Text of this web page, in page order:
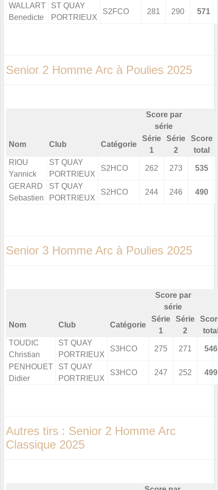
WALLART
Benedicte
ST QUAY
PORTRIEUX
S2FCO 281 290 571
Senior 2 Homme Arc à Poulies 2025
Score par
série
Nom Club Catégorie
Série
1
Série
2
Score
total
RIOU
Yannick
ST QUAY
PORTRIEUX
S2HCO 262 273 535
GERARD
Sebastien
ST QUAY
PORTRIEUX
S2HCO 244 246 490
Senior 3 Homme Arc à Poulies 2025
Score par
série
Nom Club Catégorie
Série
1
Série
2
TOUDIC
Christian
ST QUAY
PORTRIEUX
S3HCO 275 271 546
PENHOUET
Didier
ST QUAY
PORTRIEUX
S3HCO 247 252 499
Autres tirs : Senior 2 Homme Arc
Classique 2025